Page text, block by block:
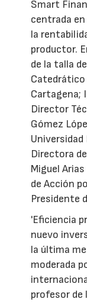
Smart
centrada
la
productor.
de la talla
Catedrático
Cartagena;
Director
Gómez
Directora
Miguel
de Acción
Presidente
'Eficiencia
nuevo
la última
moderada
profesor de